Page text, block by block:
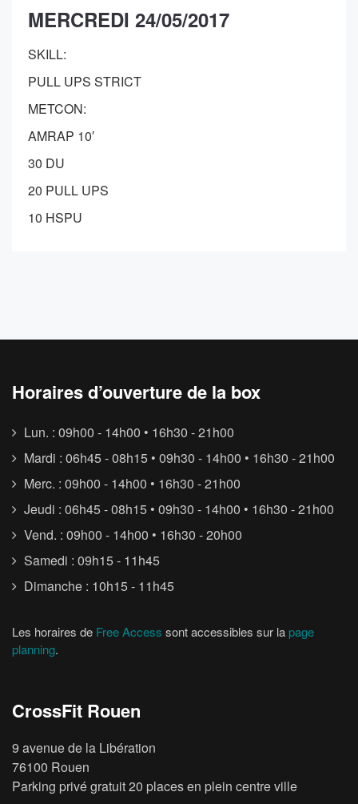
MERCREDI 24/05/2017
SKILL:
PULL UPS STRICT
METCON:
AMRAP 10′
30 DU
20 PULL UPS
10 HSPU
Horaires d’ouverture de la box
Lun. : 09h00 - 14h00 • 16h30 - 21h00
Mardi : 06h45 - 08h15 • 09h30 - 14h00 • 16h30 - 21h00
Merc. : 09h00 - 14h00 • 16h30 - 21h00
Jeudi : 06h45 - 08h15 • 09h30 - 14h00 • 16h30 - 21h00
Vend. : 09h00 - 14h00 • 16h30 - 20h00
Samedi : 09h15 - 11h45
Dimanche : 10h15 - 11h45
Les horaires de Free Access sont accessibles sur la page
planning.
CrossFit Rouen
9 avenue de la Libération
76100 Rouen
Parking privé gratuit 20 places en plein centre ville